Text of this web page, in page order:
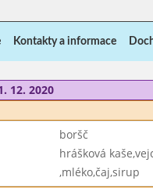
Kontakty a informace
12. 2020
boršč
hrášková
,mléko,čaj,sirup